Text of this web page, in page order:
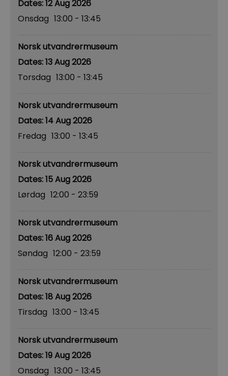
12 Aug 2026
Onsdag 13:00 - 13:45
Norsk utvandrermuseum
13 Aug 2026
Torsdag 13:00 - 13:45
Norsk utvandrermuseum
14 Aug 2026
Fredag 13:00 - 13:45
Norsk utvandrermuseum
15 Aug 2026
Lørdag 12:00 - 23:59
Norsk utvandrermuseum
16 Aug 2026
Søndag 12:00 - 23:59
Norsk utvandrermuseum
18 Aug 2026
Tirsdag 13:00 - 13:45
Norsk utvandrermuseum
19 Aug 2026
Onsdag 13:00 - 13:45